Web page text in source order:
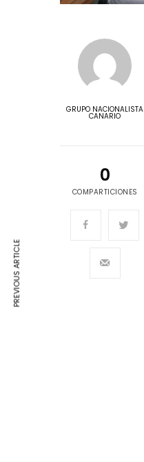
GRUPO NACIONALISTA
CANARIO
0
COMPARTICIONES
PREVIOUS ARTICLE